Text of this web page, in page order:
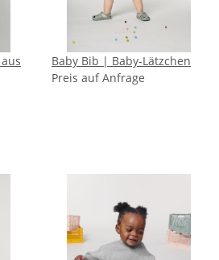
Baby Bib | Baby-Lätzchen
Preis auf Anfrage